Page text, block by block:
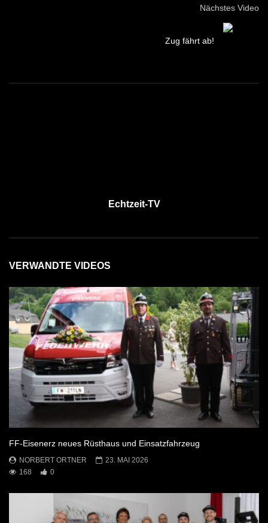
Nächstes Video
Zug fährt ab!
Echtzeit-TV
VERWANDTE VIDEOS
FF-Eisenerz neues Rüsthaus und Einsatzfahrzeug
NORBERT ORTNER
23. MAI 2026
168
0